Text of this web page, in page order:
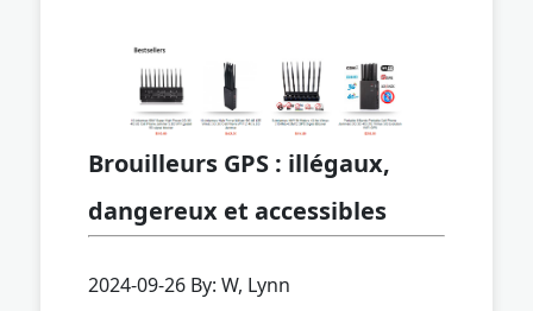
Brouilleurs GPS : illégaux,
dangereux et accessibles
2024-09-26 By: W, Lynn